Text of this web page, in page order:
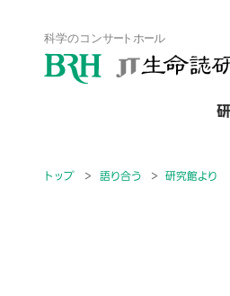
トップ 語り合う 研究館より